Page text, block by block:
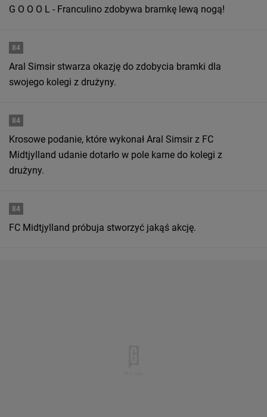
G O O O L - Franculino zdobywa bramkę lewą nogą!
84
Aral Simsir stwarza okazję do zdobycia bramki dla
swojego kolegi z drużyny.
84
Krosowe podanie, które wykonał Aral Simsir z FC
Midtjylland udanie dotarło w pole karne do kolegi z
drużyny.
84
FC Midtjylland próbuja stworzyć jakąś akcję.